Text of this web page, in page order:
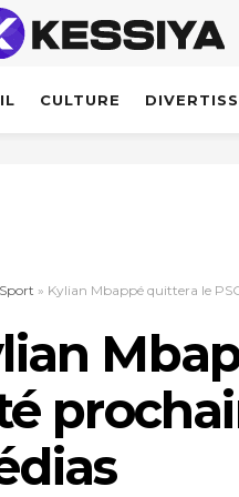
CULTURE
Sport » Kylian Mbappé quittera le